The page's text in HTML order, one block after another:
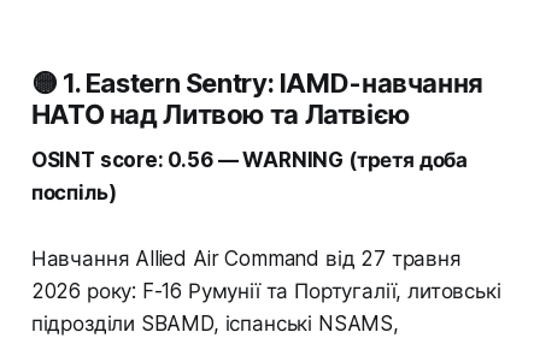
🟡 1. Eastern Sentry: IAMD-навчання
НАТО над Литвою та Латвією
OSINT score: 0.56 — WARNING (третя доба
поспіль)
Навчання Allied Air Command від 27 травня
2026 року: F-16 Румунії та Португалії, литовські
підрозділи SBAMD, іспанські NSAMS,